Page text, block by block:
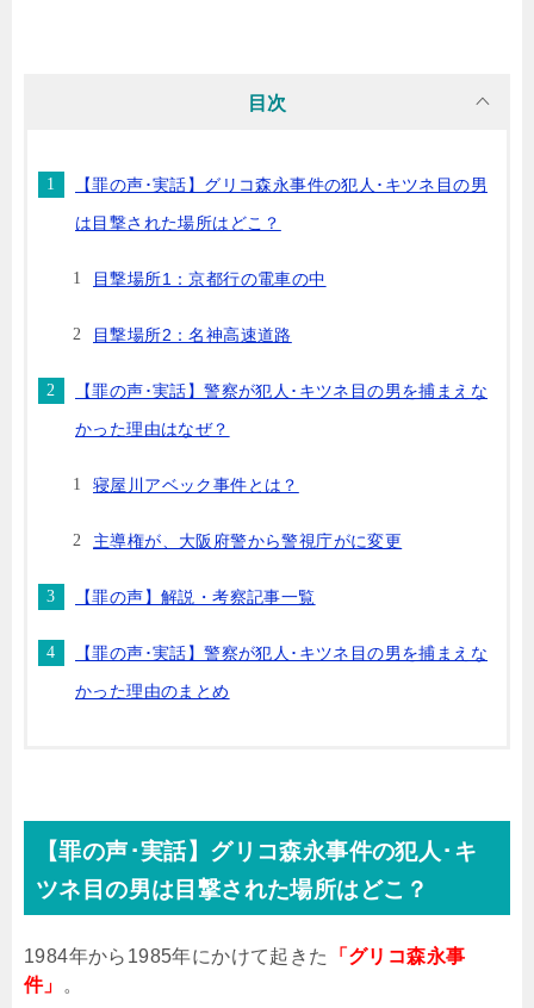
目次
【罪の声･実話】グリコ森永事件の犯人･キツネ目の男
は目撃された場所はどこ？
目撃場所1：京都行の電車の中
目撃場所2：名神高速道路
【罪の声･実話】警察が犯人･キツネ目の男を捕まえな
かった理由はなぜ？
寝屋川アベック事件とは？
主導権が、大阪府警から警視庁がに変更
【罪の声】解説・考察記事一覧
【罪の声･実話】警察が犯人･キツネ目の男を捕まえな
かった理由のまとめ
【罪の声･実話】グリコ森永事件の犯人･キ
ツネ目の男は目撃された場所はどこ？
1984年から 1985年にかけて起きた
「グリコ森永事
件」
。